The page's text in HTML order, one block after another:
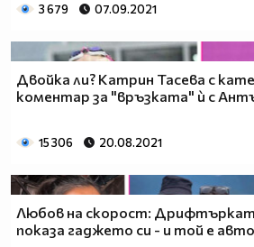
3 679 07.09.2021
Двойка ли? Катрин Тасева с
коментар за "връзката" ѝ с
15 306 20.08.2021
Любов на скорост:
показа гаджето си - и той е